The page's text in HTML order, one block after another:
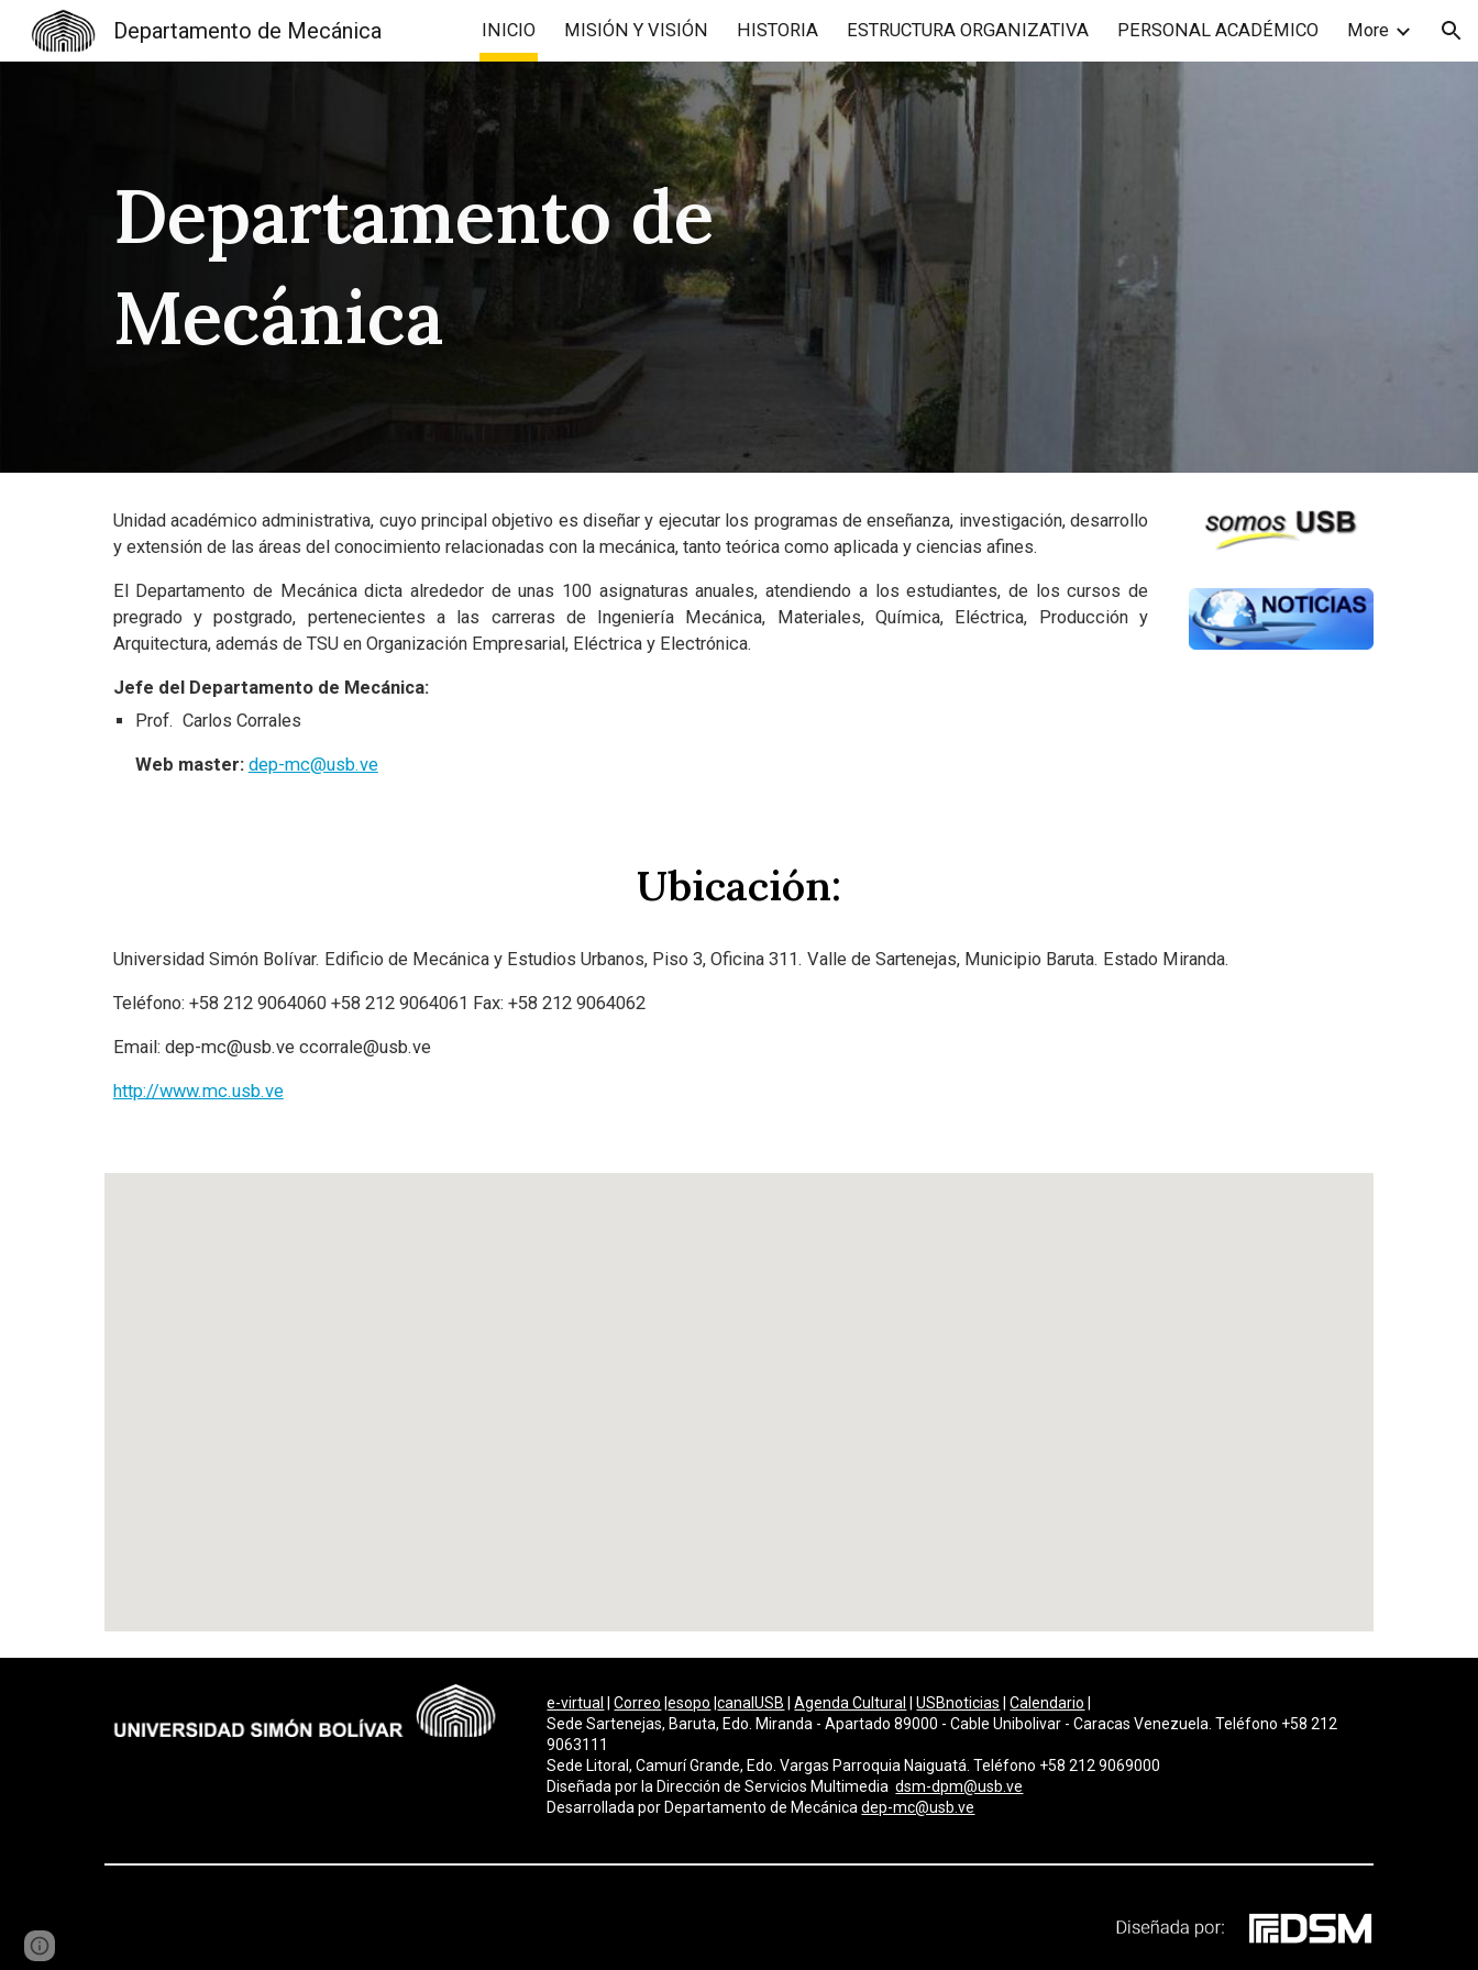
Skip to main content Skip to navigation
Departamento de Mecánica INICIO MISIÓN Y VISIÓN HISTORIA ESTRUCTURA ORGANIZATIVA PERSONAL ACADÉMICO More
Departamento de
Mecánica
Unidad académico administrativa, cuyo principal objetivo es diseñar y ejecutar los programas de enseñanza, investigación, desarrollo
y extensión de las áreas del conocimiento relacionadas con la mecánica, tanto teórica como aplicada y ciencias afines.
El Departamento de Mecánica dicta alrededor de unas 100 asignaturas anuales, atendiendo a los estudiantes, de los cursos de
pregrado y postgrado, pertenecientes a las carreras de Ingeniería Mecánica, Materiales, Química, Eléctrica, Producción y
Arquitectura, además de TSU en Organización Empresarial, Eléctrica y Electrónica.
Jefe del Departamento de Mecánica:
Prof. Carlos Corrales
Web master: dep-mc@usb.ve
Ubicación:
Universidad Simón Bolívar. Edificio de Mecánica y Estudios Urbanos, Piso 3, Oficina 311. Valle de Sartenejas, Municipio Baruta. Estado Miranda.
Teléfono: +58 212 9064060+58 212 9064061 Fax: +58 212 9064062
Email: dep-mc@usb.ve ccorrale@usb.ve
http://www.mc.usb.ve
e-virtual |Correo |esopo |canalUSB |Agenda Cultural |USBnoticias |Calendario
Sede Sartenejas, Baruta, Edo. Miranda - Apartado 89000 - Cable Unibolivar - Caracas Venezuela. Teléfono +58 212
9063111
Sede Litoral, Camurí Grande, Edo. Vargas Parroquia Naiguatá. Teléfono +58 212 9069000
Diseñada por la Dirección de Servicios Multimediadsm-dpm@usb.ve
Desarrollada por Departamento de Mecánicadep-mc@usb.ve